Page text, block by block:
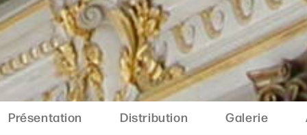
Présentation Distribution Galerie